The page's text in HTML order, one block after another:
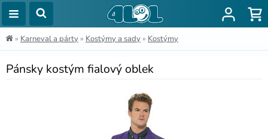
» Karneval a párty » Kostýmy a sady » Kostýmy
Pánsky kostým fialový oblek